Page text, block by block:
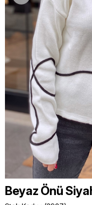
Beyaz Önü